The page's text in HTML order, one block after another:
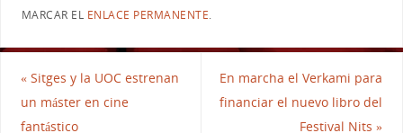
MARCAR EL ENLACE PERMANENTE.
«Sitges y la UOC estrenan
un máster en cine
fantástico
En marcha el Verkami para
financiar el nuevo libro del
Festival Nits»